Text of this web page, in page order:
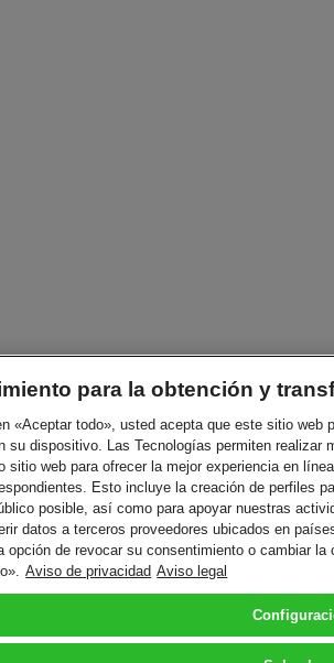
para la obtención y
«Aceptar todo», usted acepta que este sitio
su dispositivo. Las Tecnologías permiten
sitio web para ofrecer la mejor experiencia en
Esto incluye la creación de perfiles
posible, así como para apoyar nuestras
datos a terceros proveedores ubicados en
opción de revocar su consentimiento o cambiar
Aviso de privacidad Aviso legal